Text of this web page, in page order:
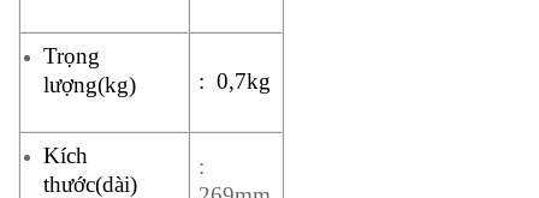
Trọng
lượng(kg)
: 0,7kg
Kích
thước(dài)
: